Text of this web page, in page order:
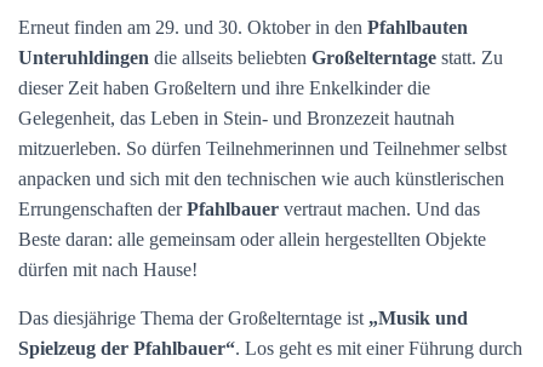
Erneut finden am 29. und 30. Oktober in den Pfahlbauten
Unteruhldingen die allseits beliebten Großelterntage statt. Zu
dieser Zeit haben Großeltern und ihre Enkelkinder die
Gelegenheit, das Leben in Stein- und Bronzezeit hautnah
mitzuerleben. So dürfen Teilnehmerinnen und Teilnehmer selbst
anpacken und sich mit den technischen wie auch künstlerischen
Errungenschaften derPfahlbauer vertraut machen. Und das
Beste daran: alle gemeinsam oder allein hergestellten Objekte
dürfen mit nach Hause!
Das diesjährige Thema der Großelterntage ist „Musik und
Spielzeug der Pfahlbauer“. Los geht es mit einer Führung durch